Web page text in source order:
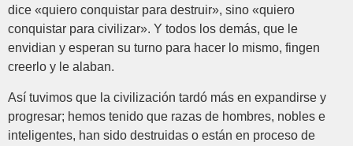
dice «quiero conquistar para destruir», sino «quiero
conquistar para civilizar». Y todos los demás, que le
envidian y esperan su turno para hacer lo mismo, fingen
creerlo y le alaban.
Así tuvimos que la civilización tardó más en expandirse y
progresar; hemos tenido que razas de hombres, nobles e
inteligentes, han sido destruidas o están en proceso de